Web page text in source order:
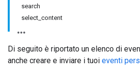
search
select_content
Di seguito è riportato un elenco di
anche creare e inviare i tuoi eventi